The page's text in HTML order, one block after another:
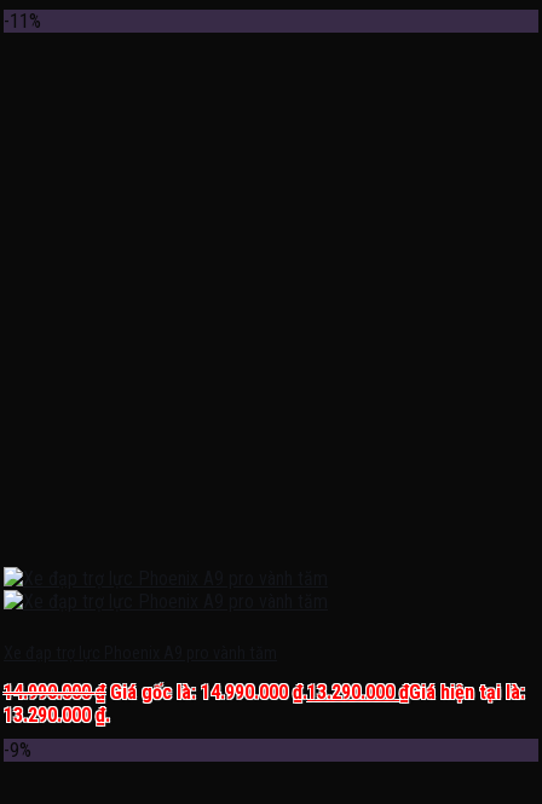
-11%
14.990.000₫ Giá gốc là: 14.990.000 ₫.13.290.000₫Giá hiện tại là:
13.290.000 ₫.
-9%